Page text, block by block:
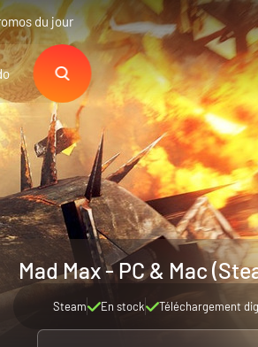
du jour
Mad Max - PC & Mac
Steam En stock Téléchargement